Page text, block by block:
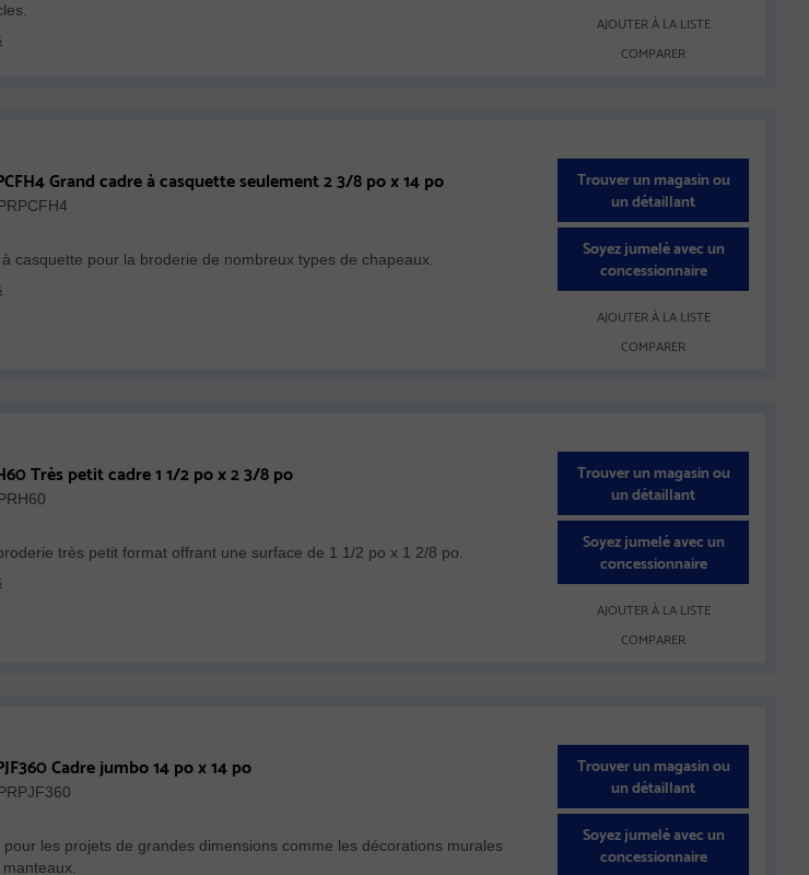
AJOUTER À LA LISTE
COMPARER
Grand cadre à casquette seulement 2 3/8 po x 14 po
casquette pour la broderie de nombreux types de chapeaux.
Trouver un magasin ou
un détaillant
Soyez jumelé avec un
concessionnaire
AJOUTER À LA LISTE
COMPARER
Très petit cadre 1 1/2 po x 2 3/8 po
très petit format offrant une surface de 1 1/2 po x 1 2/8 po.
Trouver un magasin ou
un détaillant
Soyez jumelé avec un
concessionnaire
AJOUTER À LA LISTE
COMPARER
Cadre jumbo 14 po x 14 po
pour les projets de grandes dimensions comme les décorations murales
Trouver un magasin ou
un détaillant
Soyez jumelé avec un
concessionnaire